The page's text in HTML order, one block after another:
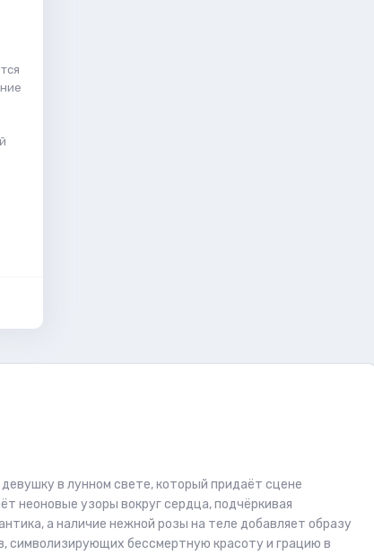
в лунном свете, который придаёт сцене
неоновые узоры вокруг сердца, подчёркивая
а наличие нежной розы на теле добавляет образу
символизирующих бессмертную красоту и грацию в